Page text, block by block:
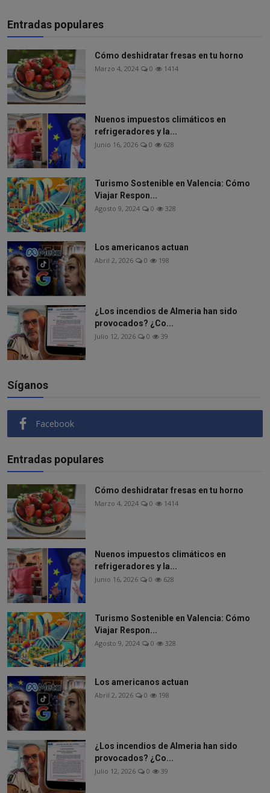
Entradas populares
Cómo deshidratar fresas en tu horno
Marzo 4, 2024 0 1414
Nuenos impuestos climáticos en
refrigeradores y la...
Junio 16, 2026 0 628
Turismo Sostenible en Valencia: Cómo
Viajar Respon...
Agosto 9, 2024 0 328
Los americanos actuan
Abril 2, 2026 0 198
¿Los incendios de Almeria han sido
provocados? ¿Co...
Julio 12, 2026 0 39
Síganos
Facebook
Entradas populares
Cómo deshidratar fresas en tu horno
Marzo 4, 2024 0 1414
Nuenos impuestos climáticos en
refrigeradores y la...
Junio 16, 2026 0 628
Turismo Sostenible en Valencia: Cómo
Viajar Respon...
Agosto 9, 2024 0 328
Los americanos actuan
Abril 2, 2026 0 198
¿Los incendios de Almeria han sido
provocados? ¿Co...
Julio 12, 2026 0 39